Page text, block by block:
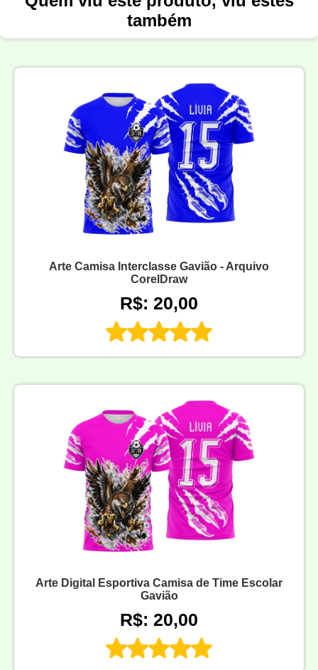
também
Arte Camisa Interclasse Gavião - Arquivo
CorelDraw
R$: 20,00
Arte Digital Esportiva Camisa de Time Escolar
Gavião
R$: 20,00